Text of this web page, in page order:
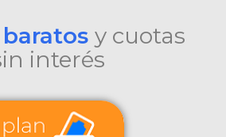
y cuotas
interés